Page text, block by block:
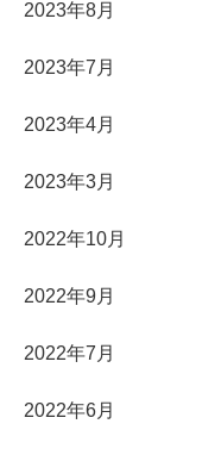
2023年8月
2023年7月
2023年4月
2023年3月
2022年10月
2022年9月
2022年7月
2022年6月